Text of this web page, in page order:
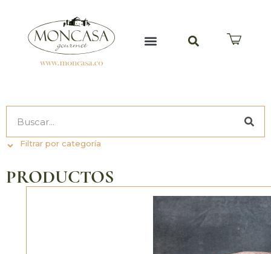
Filtrar por categoría
PRODUCTOS